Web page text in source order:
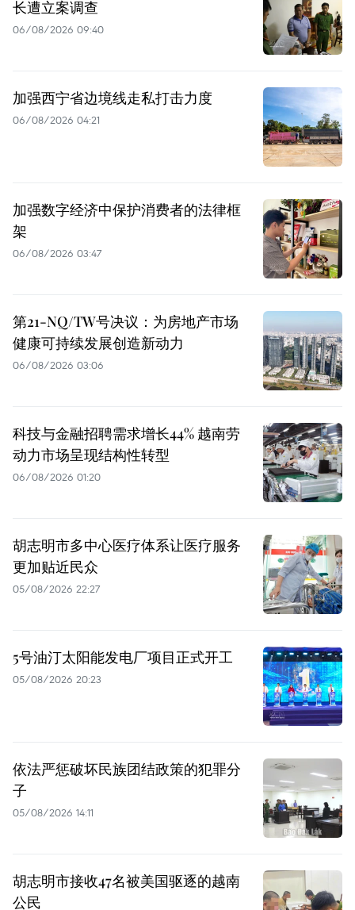
长遭立案调查
06/08/2026 09:40
加强西宁省边境线走私打击力度
06/08/2026 04:21
加强数字经济中保护消费者的法律框
架
06/08/2026 03:47
第21-NQ/TW号决议：为房地产市场
健康可持续发展创造新动力
06/08/2026 03:06
科技与金融招聘需求增长44% 越南劳
动力市场呈现结构性转型
06/08/2026 01:20
胡志明市多中心医疗体系让医疗服务
更加贴近民众
05/08/2026 22:27
5号油汀太阳能发电厂项目正式开工
05/08/2026 20:23
依法严惩破坏民族团结政策的犯罪分
子
05/08/2026 14:11
胡志明市接收47名被美国驱逐的越南
公民